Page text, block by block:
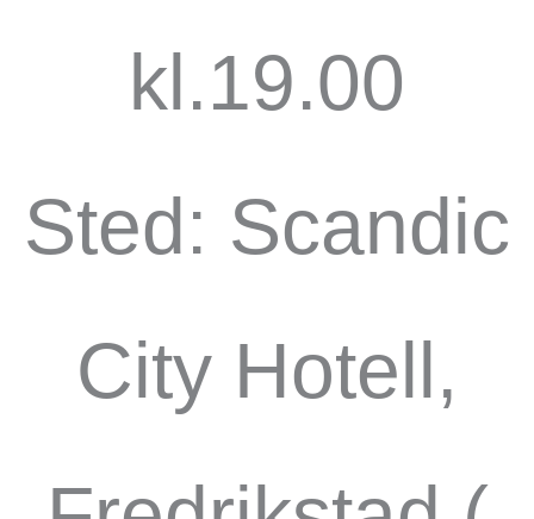
kl.19.00
Sted: Scandic
City Hotell,